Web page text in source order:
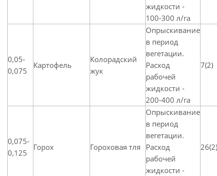
жидкости -
100-300 л/га
0,05-
0,075
Картофель
Колорадский
жук
Опрыскивание
в период
вегетации.
Расход
рабочей
жидкости -
200-400 л/га
7(2)
0,075-
0,125
Горох Гороховая тля
Опрыскивание
в период
вегетации.
Расход
рабочей
жидкости -
26(2)